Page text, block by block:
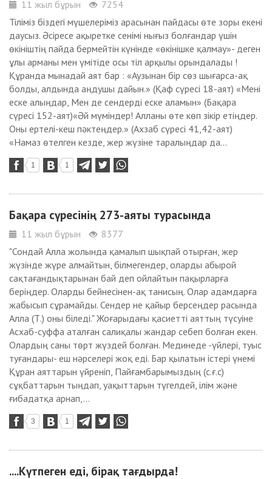
11 жыл бұрын
7254
Тіліміз біздегі мүшелеріміз арасынан пайдасы өте зоры екені
даусыз. Әсіресе ақыретке сенімі нығыз болғандар үшін
өкініштің пайда бермейтін күнінде «өкінішке қалмау»- деген
ұлы арманы мен үмітіде осы тіл арқылы орындалады !
Құранда мынадай аят бар : «Аузынан бір сөз шығарса-ақ
болды, алдында аңдушы дайын.» (Қаф сүресі 18-аят) «Meні
еске алыңдар, Мен де сендерді еске аламын» (Бақара
сүресі 152-аят)«Әй мүміндер! Алланы өте көп зікір етіңдер.
Оны ертелі-кеш пәктеңдер.» (Ахзаб сүресі 41,42-аят)
«Намаз өтелген кезде, жер жүзіне таралыңдар да...
1 1
Бақара сүресінің 273-аяты турасында
11 жыл бұрын
8377
"Сондай Алла жолында қамалып шықпай отырған, жер
жүзінде жүре алмайтын, білмегендер, оларды абырой
сақтағандықтарынан бай деп ойлайтын пақырларға
беріңдер. Оларды бейнесінен-ақ танисың. Олар адамдарға
жабысып сұрамайды. Сендер не қайыр берсеңдер расында
Алла (Т.) оны біледі." Жоғарыдағы қасиетті аяттың түсуіне
Асxаб-суффа аталған салиқалы жандар себеп болған екен.
Олардың саны төрт жүздей болған. Мединеде -үйлері, туыс
туғандары- еш нәрселері жоқ еді. Бар қылатын істері үнемі
Құран аяттарын үйреніп, Пайғамбарымыздың (с.ғ.с)
сұқбаттарын тыңдап, уақыттарын түгелдей, ілім және
ғибадатқа арнап,...
3 1
....Күтпеген еді, бірақ тағдырда!